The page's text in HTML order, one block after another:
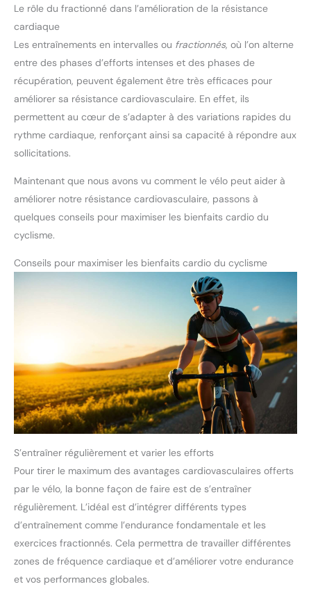
Le rôle du fractionné dans l’amélioration de la résistance
cardiaque
Les entraînements en intervalles ou fractionnés, où l’on alterne
entre des phases d’efforts intenses et des phases de
récupération, peuvent également être très efficaces pour
améliorer sa résistance cardiovasculaire. En effet, ils
permettent au cœur de s’adapter à des variations rapides du
rythme cardiaque, renforçant ainsi sa capacité à répondre aux
sollicitations.
Maintenant que nous avons vu comment le vélo peut aider à
améliorer notre résistance cardiovasculaire, passons à
quelques conseils pour maximiser les bienfaits cardio du
cyclisme.
Conseils pour maximiser les bienfaits cardio du cyclisme
S’entraîner régulièrement et varier les efforts
Pour tirer le maximum des avantages cardiovasculaires offerts
par le vélo, la bonne façon de faire est de s’entraîner
régulièrement. L’idéal est d’intégrer différents types
d’entraînement comme l’endurance fondamentale et les
exercices fractionnés. Cela permettra de travailler différentes
zones de fréquence cardiaque et d’améliorer votre endurance
et vos performances globales.